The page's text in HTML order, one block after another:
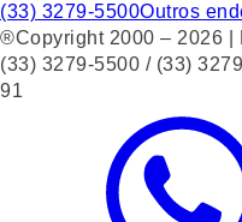
(33) 3279-5500Outros
®Copyright 2000 – 2026 |
(33) 3279-5500 / (33)
91